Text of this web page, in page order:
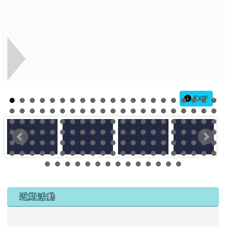
EXIF
左邊區域內容
近期活動